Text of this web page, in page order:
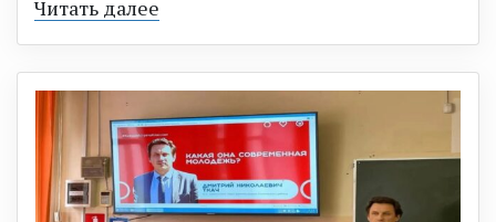
Читать далее